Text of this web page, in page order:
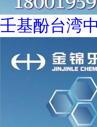
壬基酚台湾